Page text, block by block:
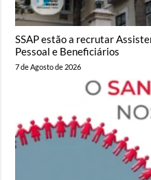
SSAP estão a recrutar
Pessoal e Beneficiários
7 de Agosto de 2026